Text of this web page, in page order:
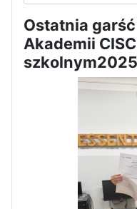
nami
Informatycy
Staszica w Iłży!
Ostatnia
Akademii